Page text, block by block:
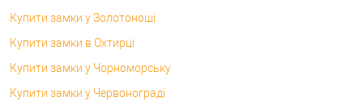
Купити замки у Золотоноші
Купити замки в Охтирці
Купити замки у Чорноморську
Купити замки у Червонограді